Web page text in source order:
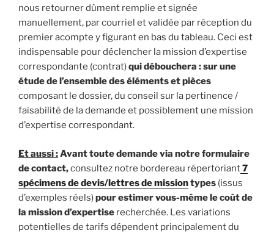
nous retourner dûment remplie et signée
manuellement, par courriel et validée par réception du
premier acompte y figurant en bas du tableau. Ceci est
indispensable pour déclencher la mission d’expertise
correspondante (contrat)qui débouchera : sur une
étude de l’ensemble des éléments et pièces
composant le dossier, du conseil sur la pertinence /
faisabilité de la demande et possiblement une mission
d’expertise correspondant.
Et aussi :Avant toute demande via notre formulaire
de contact,consultez notre bordereau répertoriant7
spécimens de devis/lettres de missiontypes (issus
d’exemples réels)pour estimer vous-même le coût de
la mission d’expertise recherchée. Les variations
potentielles de tarifs dépendent principalement du